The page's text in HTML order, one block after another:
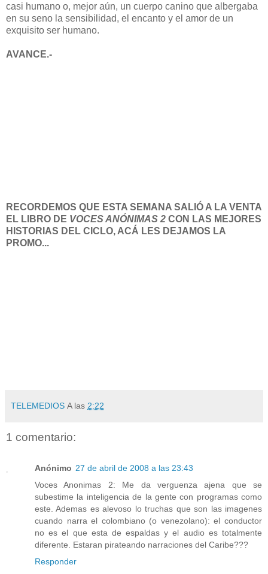
casi humano o, mejor aún, un cuerpo canino que albergaba
en su seno la sensibilidad, el encanto y el amor de un
exquisito ser humano.
AVANCE.-
RECORDEMOS QUE ESTA SEMANA SALIÓ A LA VENTA
EL LIBRO DE VOCES ANÓNIMAS 2 CON LAS MEJORES
HISTORIAS DEL CICLO, ACÁ LES DEJAMOS LA
PROMO...
TELEMEDIOS A las 2:22
1 comentario:
Anónimo 27 de abril de 2008 a las 23:43
Voces Anonimas 2: Me da verguenza ajena que se
subestime la inteligencia de la gente con programas como
este. Ademas es alevoso lo truchas que son las imagenes
cuando narra el colombiano (o venezolano): el conductor
no es el que esta de espaldas y el audio es totalmente
diferente. Estaran pirateando narraciones del Caribe???
Responder